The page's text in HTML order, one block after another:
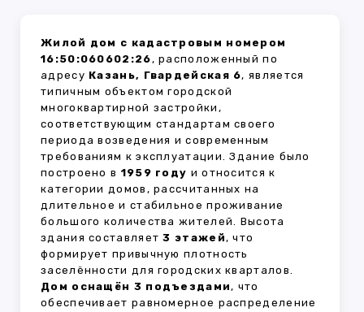
Жилой дом с кадастровым номером
16:50:060602:26, расположенный по
адресу Казань, Гвардейская 6, является
типичным объектом городской
многоквартирной застройки,
соответствующим стандартам своего
периода возведения и современным
требованиям к эксплуатации. Здание было
построено в 1959 году и относится к
категории домов, рассчитанных на
длительное и стабильное проживание
большого количества жителей. Высота
здания составляет3 этажей, что
формирует привычную плотность
заселённости для городских кварталов.
Дом оснащён 3 подъездами, что
обеспечивает равномерное распределение